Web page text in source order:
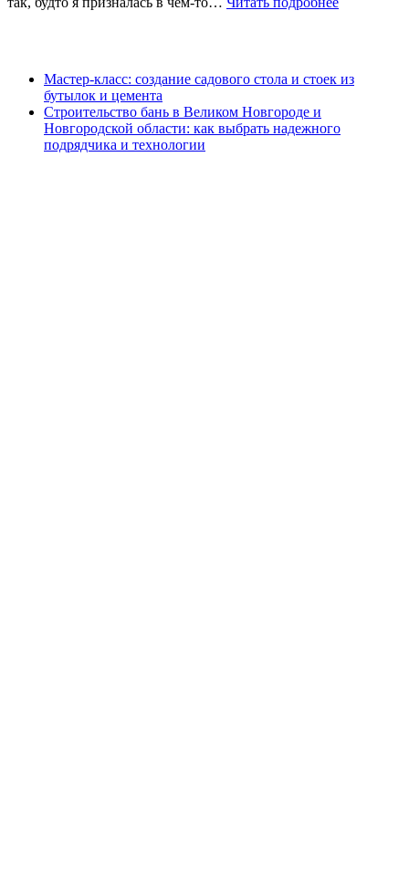
Мастер-класс: создание садового стола и стоек из
бутылок и цемента
Строительство бань в Великом Новгороде и
Новгородской области: как выбрать надежного
подрядчика и технологии